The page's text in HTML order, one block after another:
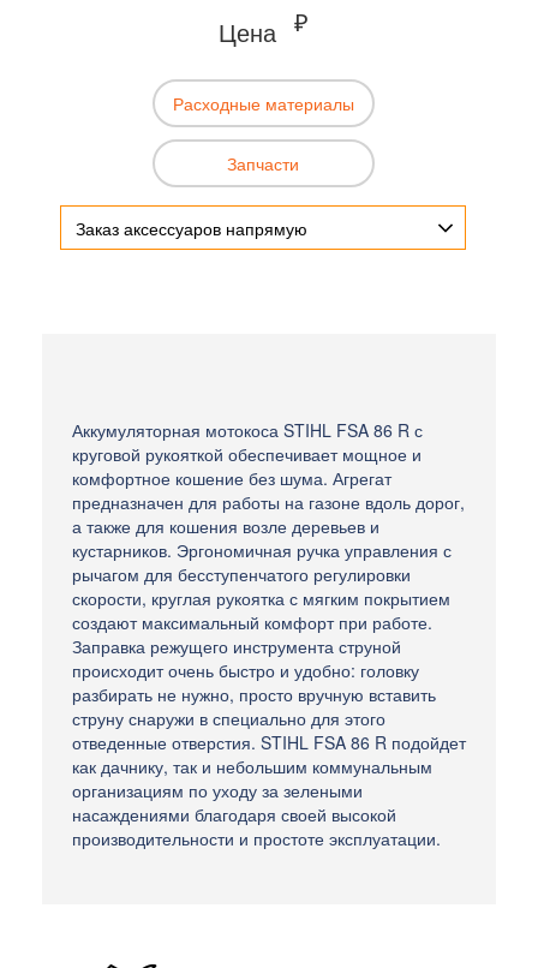
Аккумуляторная мотокоса STIHL FSA 86 R с
круговой рукояткой обеспечивает мощное и
комфортное кошение без шума. Агрегат
предназначен для работы на газоне вдоль дорог,
а также для кошения возле деревьев и
кустарников. Эргономичная ручка управления с
рычагом для бесступенчатого регулировки
скорости, круглая рукоятка с мягким покрытием
создают максимальный комфорт при работе.
Заправка режущего инструмента струной
происходит очень быстро и удобно: головку
разбирать не нужно, просто вручную вставить
струну снаружи в специально для этого
отведенные отверстия. STIHL FSA 86 R подойдет
как дачнику, так и небольшим коммунальным
организациям по уходу за зелеными
насаждениями благодаря своей высокой
производительности и простоте эксплуатации.
Цена ₽
Расходные материалы
Запчасти
Заказ аксессуаров напрямую